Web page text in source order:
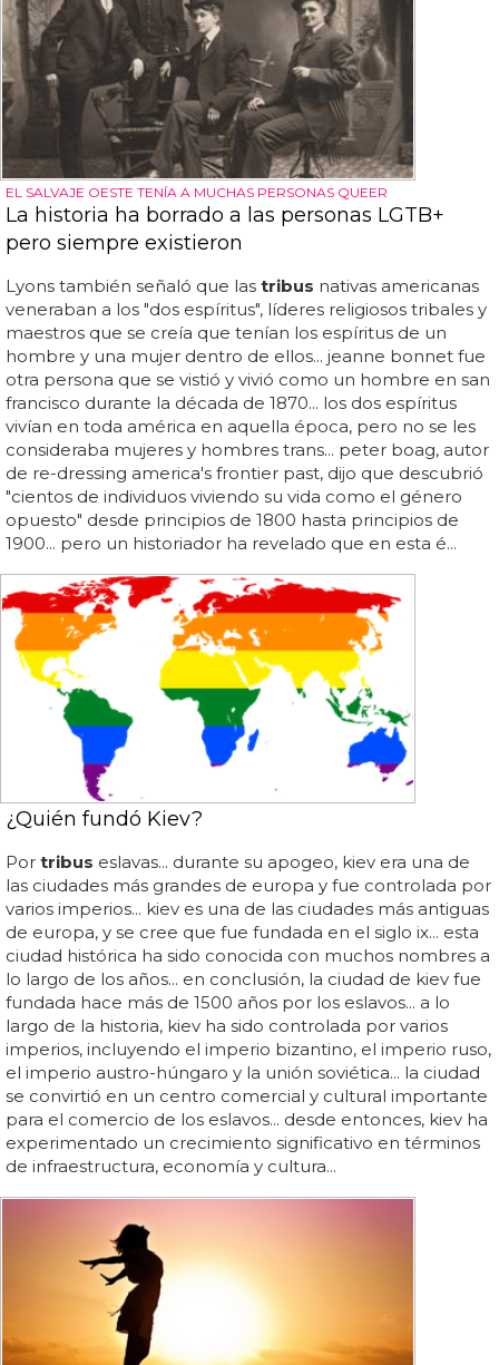
EL SALVAJE OESTE TENÍA A MUCHAS PERSONAS QUEER
La historia ha borrado a las personas LGTB+
pero siempre existieron
Lyons también señaló que las tribus nativas americanas
veneraban a los "dos espíritus", líderes religiosos tribales y
maestros que se creía que tenían los espíritus de un
hombre y una mujer dentro de ellos... jeanne bonnet fue
otra persona que se vistió y vivió como un hombre en san
francisco durante la década de 1870... los dos espíritus
vivían en toda américa en aquella época, pero no se les
consideraba mujeres y hombres trans... peter boag, autor
de re-dressing america's frontier past, dijo que descubrió
"cientos de individuos viviendo su vida como el género
opuesto" desde principios de 1800 hasta principios de
1900... pero un historiador ha revelado que en esta é...
¿Quién fundó Kiev?
Por tribus eslavas... durante su apogeo, kiev era una de
las ciudades más grandes de europa y fue controlada por
varios imperios... kiev es una de las ciudades más antiguas
de europa, y se cree que fue fundada en el siglo ix... esta
ciudad histórica ha sido conocida con muchos nombres a
lo largo de los años... en conclusión, la ciudad de kiev fue
fundada hace más de 1500 años por los eslavos... a lo
largo de la historia, kiev ha sido controlada por varios
imperios, incluyendo el imperio bizantino, el imperio ruso,
el imperio austro-húngaro y la unión soviética... la ciudad
se convirtió en un centro comercial y cultural importante
para el comercio de los eslavos... desde entonces, kiev ha
experimentado un crecimiento significativo en términos
de infraestructura, economía y cultura...